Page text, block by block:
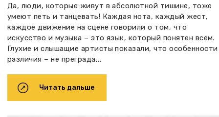
Да, люди, которые живут в абсолютной тишине, тоже
умеют петь и танцевать! Каждая нота, каждый жест,
каждое движение на сцене говорили о том, что
искусство и музыка – это язык, который понятен всем.
Глухие и слышащие артисты показали, что
различия – не преграда,..
Читать дальше